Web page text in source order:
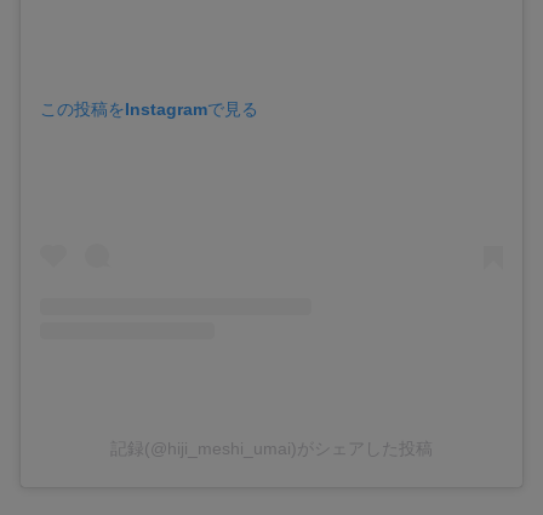
この投稿をInstagramで見る
記録(@hiji_meshi_umai)がシェアした投稿